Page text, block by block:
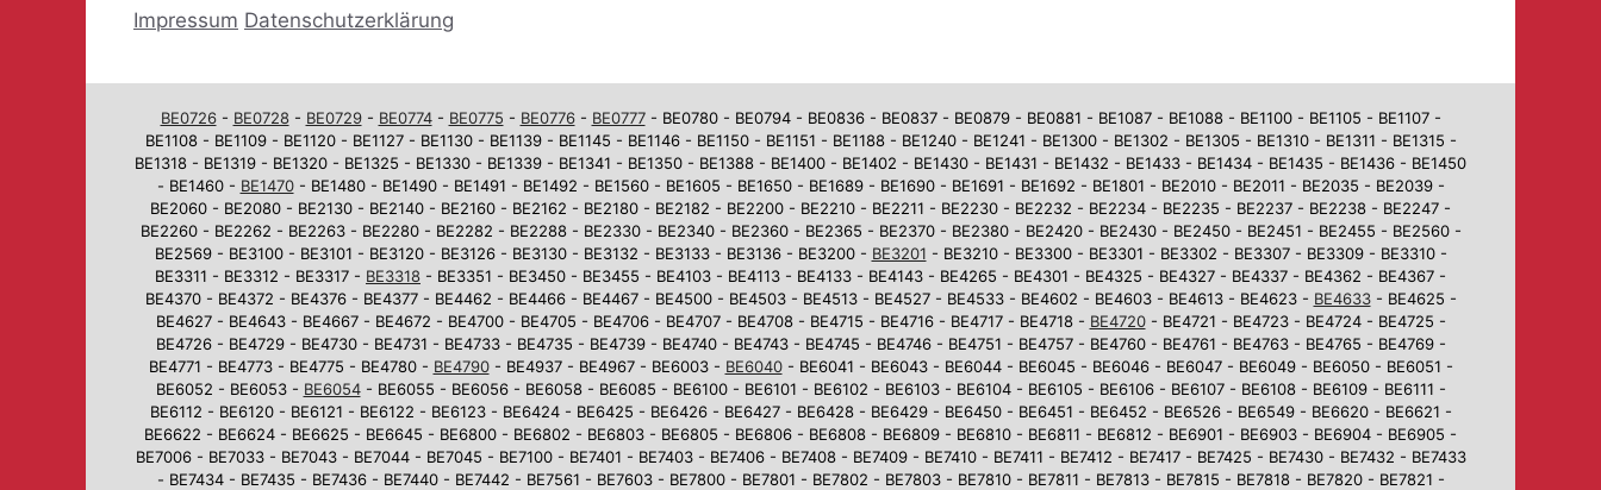
Impressum Datenschutzerklärung
BE0726- BE0728- BE0729- BE0774- BE0775 - BE0776- BE0777- BE0780 - BE0794 - BE0836 - BE0837 - BE0879 - BE0881 - BE1087 - BE1088 - BE1100 - BE1105 - BE1107 -
BE1108 - BE1109 - BE1120 - BE1127 - BE1130 - BE1139 - BE1145 - BE1146 - BE1150 - BE1151 - BE1188 - BE1240 - BE1241 - BE1300 - BE1302 - BE1305 - BE1310 - BE1311 - BE1315 -
BE1318 - BE1319 - BE1320 - BE1325 - BE1330 - BE1339 - BE1341 - BE1350 - BE1388 - BE1400 - BE1402 - BE1430 - BE1431 - BE1432 - BE1433 - BE1434 - BE1435 - BE1436 - BE1450
- BE1460 - BE1470- BE1480 - BE1490 - BE1491 - BE1492 - BE1560 - BE1605 - BE1650 - BE1689 - BE1690 - BE1691 - BE1692 - BE1801 - BE2010 - BE2011 - BE2035 - BE2039 -
BE2060 - BE2080 - BE2130 - BE2140 - BE2160 - BE2162 - BE2180 - BE2182 - BE2200 - BE2210 - BE2211 - BE2230 - BE2232 - BE2234 - BE2235 - BE2237 - BE2238 - BE2247 -
BE2260 - BE2262 - BE2263 - BE2280 - BE2282 - BE2288 - BE2330 - BE2340 - BE2360 - BE2365 - BE2370 - BE2380 - BE2420 - BE2430 - BE2450 - BE2451 - BE2455 - BE2560 -
BE2569 - BE3100 - BE3101 - BE3120 - BE3126 - BE3130 - BE3132 - BE3133 - BE3136 - BE3200 - BE3201 - BE3210 - BE3300 - BE3301 - BE3302 - BE3307 - BE3309 - BE3310 -
BE3311 - BE3312 - BE3317 - BE3318 - BE3351 - BE3450 - BE3455 - BE4103 - BE4113 - BE4133 - BE4143 - BE4265 - BE4301 - BE4325 - BE4327 - BE4337 - BE4362 - BE4367 -
BE4370 - BE4372 - BE4376 - BE4377 - BE4462 - BE4466 - BE4467 - BE4500 - BE4503 - BE4513 - BE4527 - BE4533 - BE4602 - BE4603 - BE4613 - BE4623 - BE4633- BE4625 -
BE4627 - BE4643 - BE4667 - BE4672 - BE4700 - BE4705 - BE4706 - BE4707 - BE4708 - BE4715 - BE4716 - BE4717 - BE4718 - BE4720- BE4721 - BE4723 - BE4724 - BE4725 -
BE4726 - BE4729 - BE4730 - BE4731 - BE4733 - BE4735 - BE4739 - BE4740 - BE4743 - BE4745 - BE4746 - BE4751 - BE4757 - BE4760 - BE4761 - BE4763 - BE4765 - BE4769 -
BE4771 - BE4773 - BE4775 - BE4780 - BE4790- BE4937 - BE4967 - BE6003 - BE6040- BE6041 - BE6043 - BE6044 - BE6045 - BE6046 - BE6047 - BE6049 - BE6050 - BE6051 -
BE6052 - BE6053 - BE6054- BE6055 - BE6056 - BE6058 - BE6085 - BE6100 - BE6101 - BE6102 - BE6103 - BE6104 - BE6105 - BE6106 - BE6107 - BE6108 - BE6109 - BE6111 -
BE6112 - BE6120 - BE6121 - BE6122 - BE6123 - BE6424 - BE6425 - BE6426 - BE6427 - BE6428 - BE6429 - BE6450 - BE6451 - BE6452 - BE6526 - BE6549 - BE6620 - BE6621 -
BE6622 - BE6624 - BE6625 - BE6645 - BE6800 - BE6802 - BE6803 - BE6805 - BE6806 - BE6808 - BE6809 - BE6810 - BE6811 - BE6812 - BE6901 - BE6903 - BE6904 - BE6905 -
BE7006 - BE7033 - BE7043 - BE7044 - BE7045 - BE7100 - BE7401 - BE7403 - BE7406 - BE7408 - BE7409 - BE7410 - BE7411 - BE7412 - BE7417 - BE7425 - BE7430 - BE7432 - BE7433
- BE7434 - BE7435 - BE7436 - BE7440 - BE7442 - BE7561 - BE7603 - BE7800 - BE7801 - BE7802 - BE7803 - BE7810 - BE7811 - BE7813 - BE7815 - BE7818 - BE7820 - BE7821 -